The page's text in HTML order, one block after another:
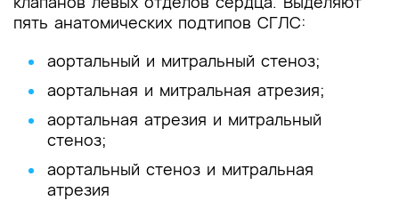
пять анатомических подтипов СГЛС:
аортальный и митральный стеноз;
аортальная и митральная атрезия;
аортальная атрезия и митральный
стеноз;
аортальный стеноз и митральная
атрезия